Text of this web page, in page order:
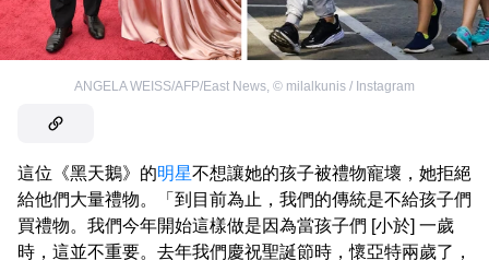
ANGELA WEISS/AFP/East News, © milalkunis / Instagram
這位《黑天鵝》的明星不想讓她的孩子被禮物寵壞，她拒絕
給他們大量禮物。「到目前為止，我們的傳統是不給孩子們
買禮物。我們今年開始這樣做是因為當孩子們 [小於] 一歲
時，這並不重要。去年我們慶祝聖誕節時，懷亞特兩歲了，